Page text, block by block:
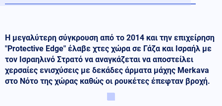
Η μεγαλύτερη σύγκρουση από το 2014 και την επιχείρηση
"Protective Edge" έλαβε χτες χώρα σε Γάζα και Ισραήλ με
τον Ισραηλινό Στρατό να αναγκάζεται να αποστείλει
χερσαίες ενισχύσεις με δεκάδες άρματα μάχης Merkava
στο Νότο της χώρας καθώς οι ρουκέτες έπεφταν βροχή.